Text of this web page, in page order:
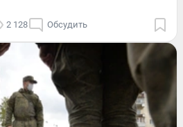
2 128 Обсудить